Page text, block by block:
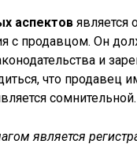
аспектов является
с продавцом. Он
и
что продавец
сомнительной.
является